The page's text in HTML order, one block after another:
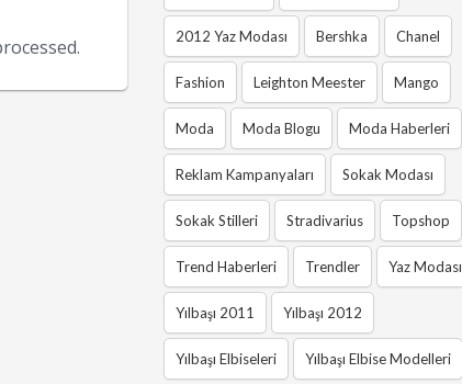
2012 Yaz Modası Bershka Chanel
Fashion Leighton Meester Mango
Moda Moda Blogu Moda Haberleri
Reklam Kampanyaları Sokak Modası
Sokak Stilleri Stradivarius Topshop
Trend Haberleri Trendler Yaz Modası
Yılbaşı 2011 Yılbaşı 2012
Yılbaşı Elbiseleri Yılbaşı Elbise Modelleri